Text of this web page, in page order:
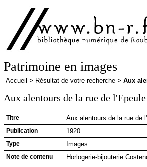
Patrimoine en images
Accueil > Résultat de votre recherche > Aux
Aux alentours de la rue de l'Epeule
Titre Aux alentours de la rue de
Publication 1920
Type Images
Note de contenu Horlogerie-bijouterie